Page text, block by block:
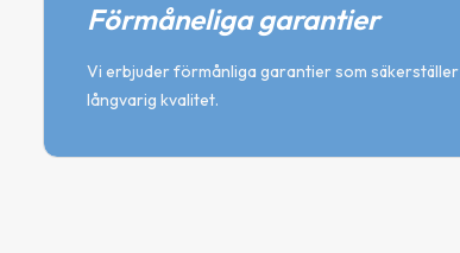
Förmåneliga garantier
Vi erbjuder förmånliga garantier som säkerställer
långvarig kvalitet.